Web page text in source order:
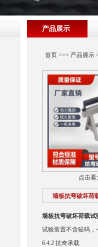
产品展示
首页>>> 产品展示
点击看
墙板抗弯破坏荷
墙板抗弯破坏荷载
试验装置不含砝码
6.4.2 抗奇承载